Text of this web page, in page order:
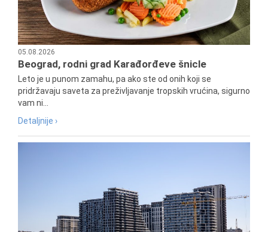
05.08.2026
Beograd, rodni grad Karađorđeve šnicle
Leto je u punom zamahu, pa ako ste od onih koji se
pridržavaju saveta za preživljavanje tropskih vrućina, sigurno
vam ni...
Detaljnije ›